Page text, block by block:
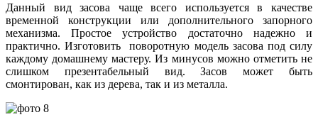
Данный вид засова чаще всего используется в качестве
временной конструкции или дополнительного запорного
механизма. Простое устройство достаточно надежно и
практично. Изготовить поворотную модель засова под силу
каждому домашнему мастеру. Из минусов можно отметить не
слишком презентабельный вид. Засов может быть
смонтирован, как из дерева, так и из металла.